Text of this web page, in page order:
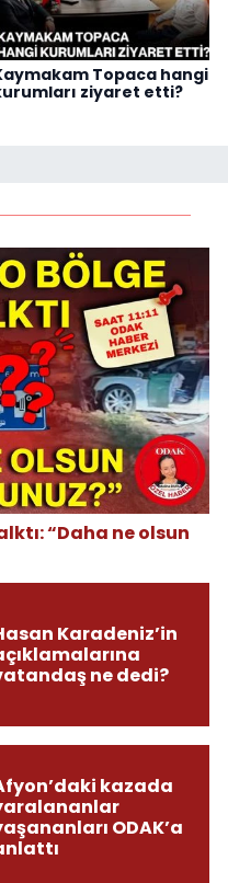
Topaca hangi
ziyaret etti?
“Daha ne olsun
Karadeniz’in
ne dedi?
kazada
ODAK’a